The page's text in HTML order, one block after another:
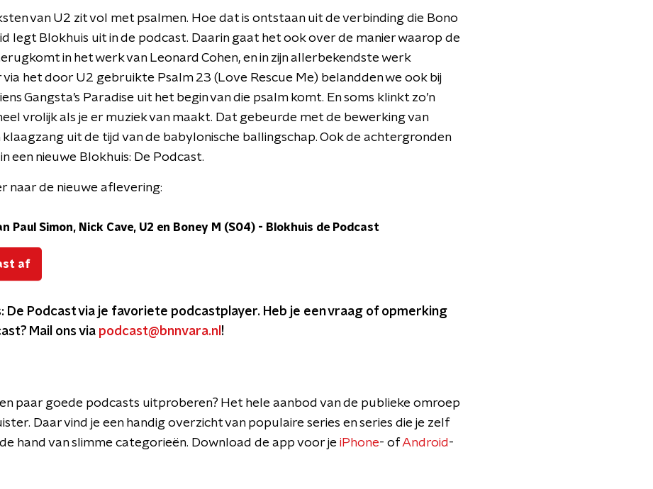
van U2 zit vol met psalmen. Hoe dat is ontstaan uit de verbinding die Bono
legt Blokhuis uit in de podcast. Daarin gaat het ook over de manier waarop de
in het werk van Leonard Cohen, en in zijn allerbekendste werk
via het door U2 gebruikte Psalm 23 (Love Rescue Me) belandden we ook bij
Gangsta’s Paradise uit het begin van die psalm komt. En soms klinkt zo’n
vrolijk als je er muziek van maakt. Dat gebeurde met de bewerking van
klaagzang uit de tijd van de babylonische ballingschap. Ook de achtergronden
een nieuwe Blokhuis: De Podcast.
naar de nieuwe aflevering:
Paul Simon, Nick Cave, U2 en Boney M (S04) - Blokhuis de Podcast
af
De Podcast via je favoriete podcastplayer. Heb je een vraag of opmerking
Mail ons via podcast@bnnvara.nl !
paar goede podcasts uitproberen? Het hele aanbod van de publieke omroep
Daar vind je een handig overzicht van populaire series en series die je zelf
hand van slimme categorieën. Download de app voor je iPhone- ofAndroid -